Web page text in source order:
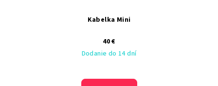
Kabelka Mini
40 €
Dodanie do 14 dní